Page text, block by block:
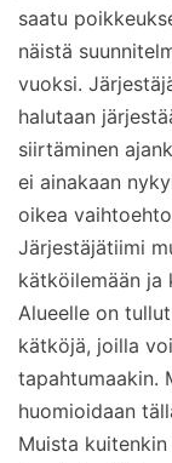
saatu
näistä
vuoksi.
halutaan
siirtäminen
ei ainakaan
oikea
Järjestäjätiimi
kätköilemään ja
Alueelle on
kätköjä, joilla
tapahtumaakin.
huomioidaan
Muista